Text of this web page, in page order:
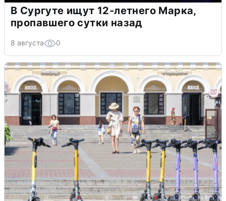
В Сургуте ищут 12-летнего Марка,
пропавшего сутки назад
8 августа 0